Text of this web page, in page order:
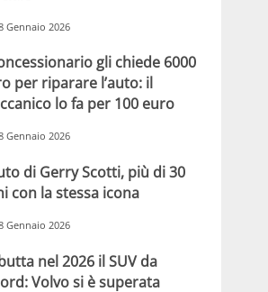
Gennaio 2026
gli chiede 6000
per riparare l’auto: il
lo fa per 100 euro
Gennaio 2026
di Gerry Scotti, più di 30
con la stessa icona
Gennaio 2026
nel 2026 il SUV da
Volvo si è superata